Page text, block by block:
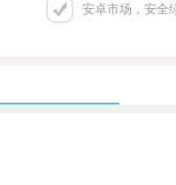
安卓市场，安全